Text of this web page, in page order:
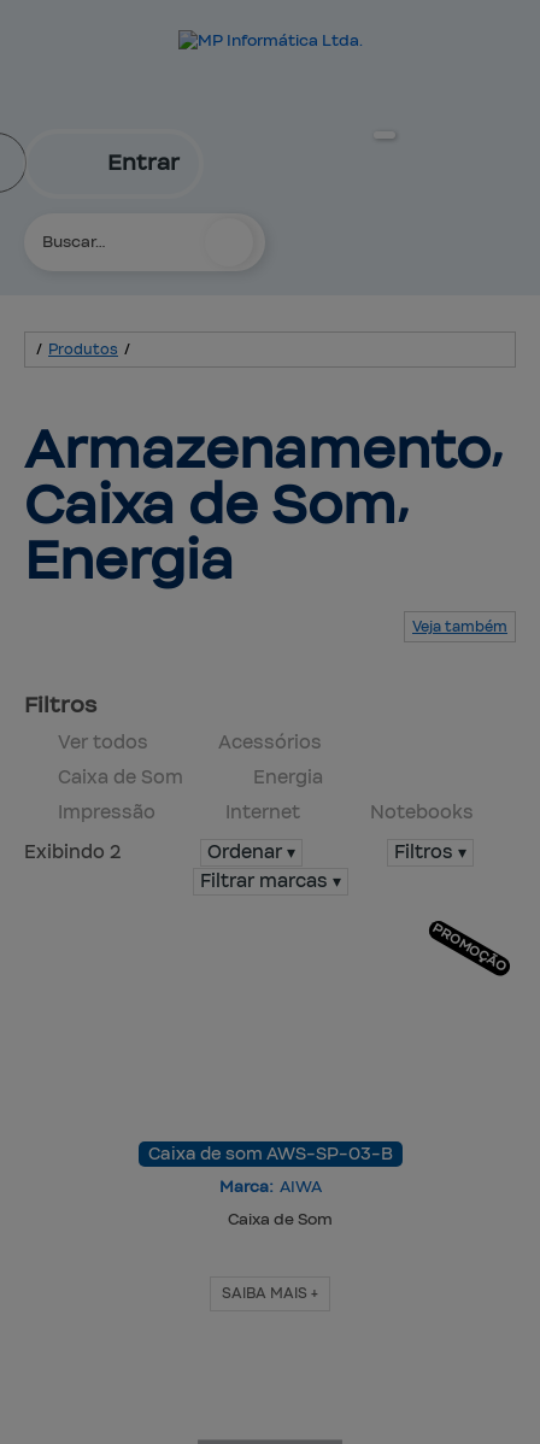
Entrar
/ Produtos /
Armazenamento⸴
Caixa de Som⸴
Energia
Veja também
Filtros
Ver todos
Acessórios
Caixa de Som
Energia
Impressão
Internet
Notebooks
Exibindo 2
Ordenar ▾
Filtros ▾
Filtrar marcas ▾
PROMOÇÃO
Caixa de som AWS-SP-03-B
Marca: AIWA
Caixa de Som
SAIBA MAIS +